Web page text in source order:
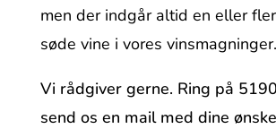
men der indgår altid en eller
søde vine i vores vinsmagninger.
Vi rådgiver gerne. Ring på
send os en mail med dine